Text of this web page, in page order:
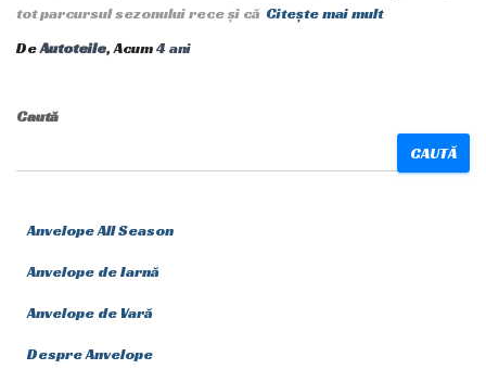
tot parcursul sezonului rece și că Citește mai mult
DeAutoteile, Acum4 ani
Caută
CAUTĂ
Anvelope All Season
Anvelope de Iarnă
Anvelope de Vară
Despre Anvelope